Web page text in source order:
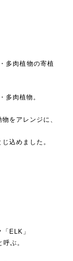
多肉植物の寄植
多肉植物。
をアレンジに、
込めました。
ELK」
ぶ。